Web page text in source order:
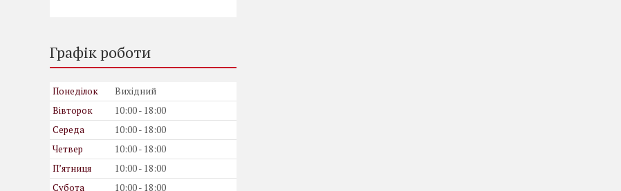
Графік роботи
Понеділок
Вихідний
Вівторок
10:00
18:00
Середа
10:00
18:00
Четвер
10:00
18:00
Пʼятниця
10:00
18:00
Субота
10:00
18:00